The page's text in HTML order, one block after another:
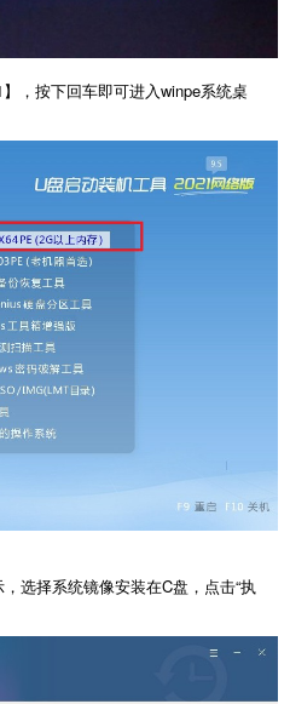
，按下回车即可进入winpe系统桌
选择系统镜像安装在C盘，点击“执